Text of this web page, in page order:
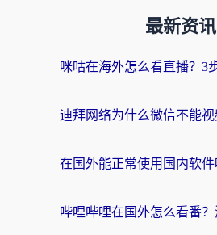
最新资讯